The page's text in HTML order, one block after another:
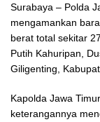
Surabaya – Polda
mengamankan
berat total sekitar
Putih Kahuripan,
Giligenting,
Kapolda Jawa
keterangannya